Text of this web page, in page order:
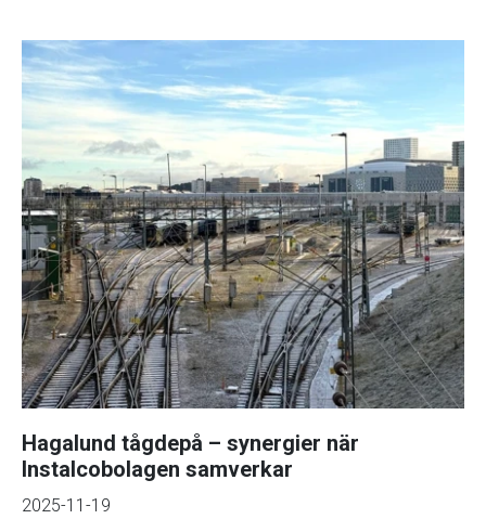
Hagalund tågdepå – synergier när
Instalcobolagen samverkar
2025-11-19